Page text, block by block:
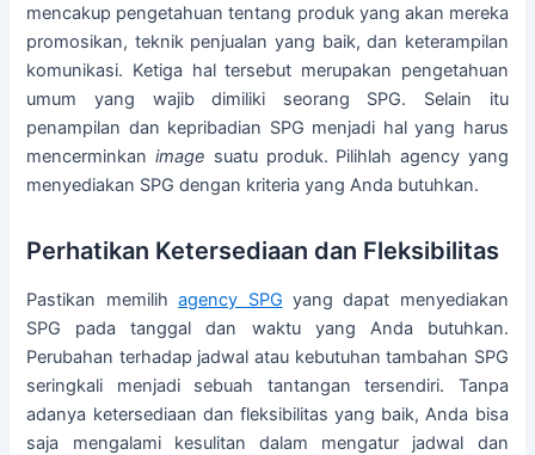
mencakup pengetahuan tentang produk yang akan mereka
promosikan, teknik penjualan yang baik, dan keterampilan
komunikasi. Ketiga hal tersebut merupakan pengetahuan
umum yang wajib dimiliki seorang SPG. Selain itu
penampilan dan kepribadian SPG menjadi hal yang harus
mencerminkan image suatu produk. Pilihlah agency yang
menyediakan SPG dengan kriteria yang Anda butuhkan.
Perhatikan Ketersediaan dan Fleksibilitas
Pastikan memilihagency SPG yang dapat menyediakan
SPG pada tanggal dan waktu yang Anda butuhkan.
Perubahan terhadap jadwal atau kebutuhan tambahan SPG
seringkali menjadi sebuah tantangan tersendiri. Tanpa
adanya ketersediaan dan fleksibilitas yang baik, Anda bisa
saja mengalami kesulitan dalam mengatur jadwal dan